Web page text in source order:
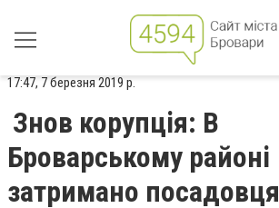
17:47, 7 березня 2019 р.
Знов корупція: В
Броварському районі
затримано посадовця